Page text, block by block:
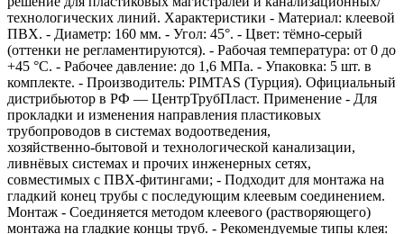
технологических линий. Характеристики - Материал: клеевой
ПВХ. - Диаметр: 160 мм. - Угол: 45°. - Цвет: тёмно‑серый
(оттенки не регламентируются). - Рабочая температура: от 0 до
+45 °C. - Рабочее давление: до 1,6 МПа. - Упаковка: 5 шт. в
комплекте. - Производитель: PIMTAS (Турция). Официальный
дистрибьютор в РФ — ЦентрТрубПласт. Применение - Для
прокладки и изменения направления пластиковых
трубопроводов в системах водоотведения,
хозяйственно‑бытовой и технологической канализации,
ливнёвых системах и прочих инженерных сетях,
совместимых с ПВХ‑фитингами; - Подходит для монтажа на
гладкий конец трубы с последующим клеевым соединением.
Монтаж - Соединяется методом клеевого (растворяющего)
монтажа на гладкие концы труб. - Рекомендуемые типы клея: